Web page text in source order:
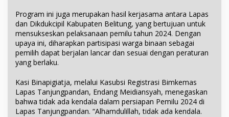
Program ini juga merupakan hasil kerjasama antara Lapas
dan Dikdukcipil Kabupaten Belitung, yang bertujuan untuk
mensukseskan pelaksanaan pemilu tahun 2024. Dengan
upaya ini, diharapkan partisipasi warga binaan sebagai
pemilih dapat berjalan lancar dan sesuai dengan peraturan
yang berlaku.
Kasi Binapigiatja, melalui Kasubsi Registrasi Bimkemas
Lapas Tanjungpandan, Endang Meidiansyah, menegaskan
bahwa tidak ada kendala dalam persiapan Pemilu 2024 di
Lapas Tanjungpandan. “Alhamdulillah, tidak ada kendala.